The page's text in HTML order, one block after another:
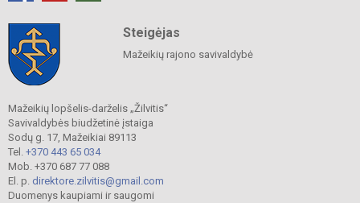
Steigėjas
Mažeikių rajono savivaldybė
Mažeikių lopšelis-darželis „Žilvitis“
Savivaldybės biudžetinė įstaiga
Sodų g. 17, Mažeikiai 89113
Tel. +370 443 65 034
Mob. +370 687 77 088
El. p. direktore.zilvitis@gmail.com
Duomenys kaupiami ir saugomi